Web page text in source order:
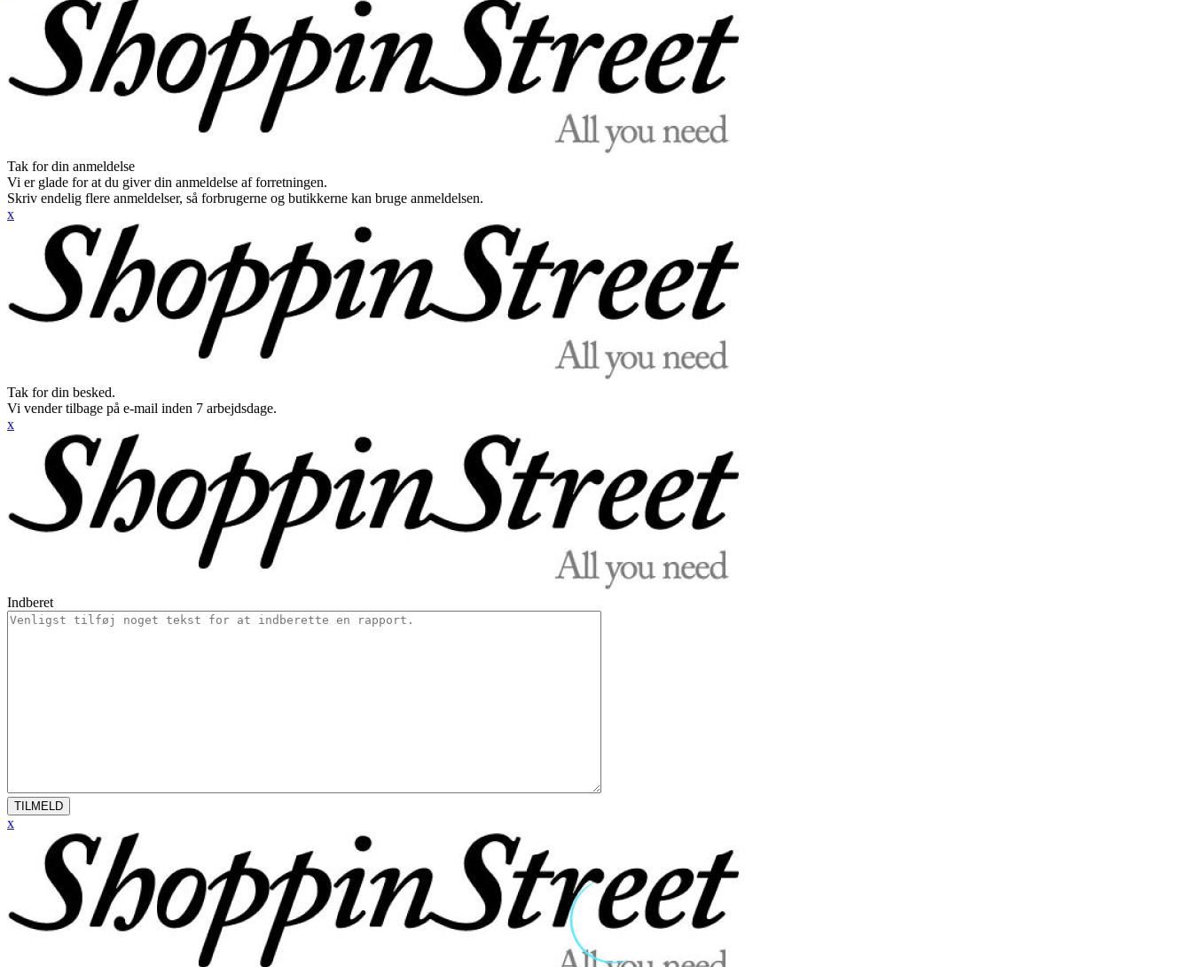
Tak for din anmeldelse
Vi er glade for at du giver din anmeldelse af forretningen.
Skriv endelig flere anmeldelser, så forbrugerne og butikkerne kan bruge anmeldelsen.
x
Tak for din besked.
Vi vender tilbage på e-mail inden 7 arbejdsdage.
x
Indberet
TILMELD
x